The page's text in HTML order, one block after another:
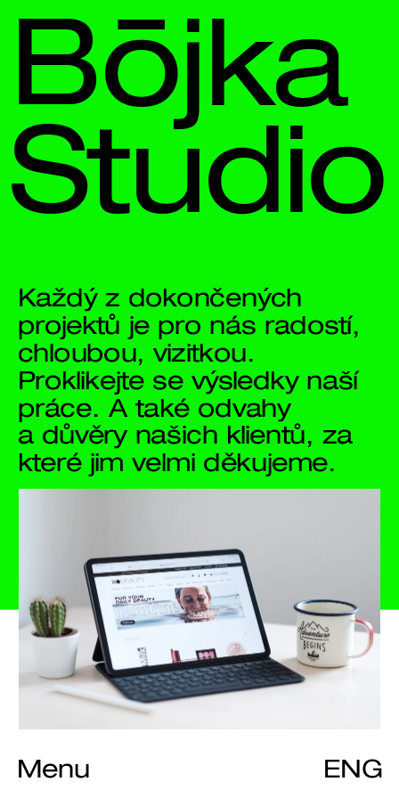
Menu ENG
Bōjka
Studio
Každý z dokončených
projektů je pro nás radostí,
chloubou, vizitkou.
Proklikejte se výsledky naší
práce. A také odvahy
a důvěry našich klientů, za
které jim velmi děkujeme.
XO BEAUTY